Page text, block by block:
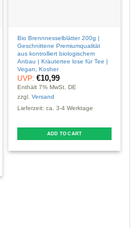
Bio Brennnesselblätter 200g |
Geschnittene Premiumqualität
aus kontrolliert biologischem
Anbau | Kräutertee lose für Tee |
Vegan, Kosher
UVP: €10,99
Enthält 7% MwSt. DE
zzgl.Versand
Lieferzeit: ca. 3-4 Werktage
ADD TO CART